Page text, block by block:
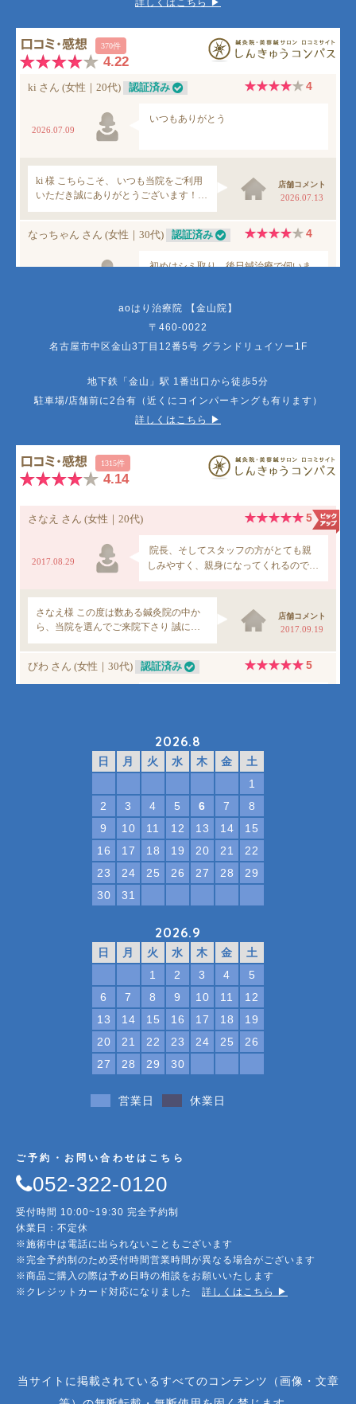
aoはり治療院 【金山院】
〒460-0022
名古屋市中区金山3丁目12番5号 グランドリュイソー1F
地下鉄「金山」駅 1番出口から徒歩5分
駐車場/店舗前に2台有（近くにコインパーキングも有ります）
詳しくはこちら ▶︎
2026.8
日 月 火 水 木 金
土
1
2
3 4 5 6 7
8
9
10 11 12 13 14
15
16
17 18 19 20 21
22
23
24 25 26 27 28
29
30
31
2026.9
日 月 火 水 木 金
土
1
2 3 4
5
6
7 8 9 10 11
12
13
14 15 16 17 18
19
20
21 22 23 24 25
26
27
28 29 30
営業日 休業日
ご予約・お問い合わせはこちら
052-322-0120
受付時間 10:00~19:30 完全予約制
休業日：不定休
※施術中は電話に出られないこともございます
※完全予約制のため受付時間営業時間が異なる場合がございます
※商品ご購入の際は予め日時の相談をお願いいたします
※クレジットカード対応になりました 詳しくはこちら ▶︎
当サイトに掲載されているすべてのコンテンツ（画像・文章